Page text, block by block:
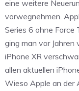
eine weitere
vorwegnehmen.
Series 6 ohne Force
ging man vor Jahren
iPhone XR
allen aktuellen
Wieso Apple an der